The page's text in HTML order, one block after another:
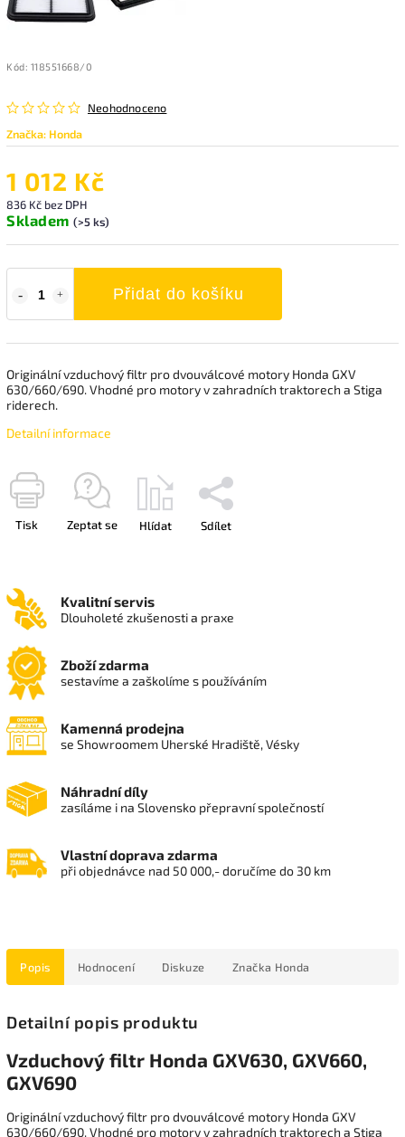
Kód: 118551668/0
Neohodnoceno
Značka: Honda
1 012 Kč
836 Kč bez DPH
Skladem (>5 ks)
Přidat do košíku
Originální vzduchový filtr pro dvouválcové motory Honda GXV
630/660/690. Vhodné pro motory v zahradních traktorech a Stiga
riderech.
Detailní informace
Tisk Zeptat se Hlídat Sdílet
Kvalitní servis
Dlouholeté zkušenosti a praxe
Zboží zdarma
sestavíme a zaškolíme s používáním
Kamenná prodejna
se Showroomem Uherské Hradiště, Vésky
Náhradní díly
zasíláme i na Slovensko přepravní společností
Vlastní doprava zdarma
při objednávce nad 50 000,- doručíme do 30 km
Popis Hodnocení Diskuze Značka Honda
Detailní popis produktu
Vzduchový filtr Honda GXV630, GXV660,
GXV690
Originální vzduchový filtr pro dvouválcové motory Honda GXV
630/660/690. Vhodné pro motory v zahradních traktorech a Stiga